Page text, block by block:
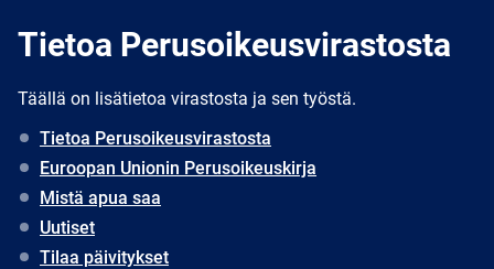
Tietoa Perusoikeusvirastosta
Täällä on lisätietoa virastosta ja sen työstä.
Tietoa Perusoikeusvirastosta
Euroopan Unionin Perusoikeuskirja
Mistä apua saa
Uutiset
Tilaa päivitykset